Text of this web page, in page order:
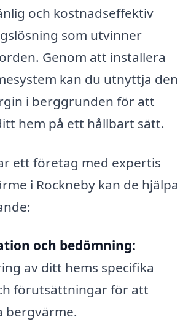
och kostnadseffektiv
som utvinner
Genom att installera
kan du utnyttja den
i berggrunden för att
hem på ett hållbart sätt.
ett företag med expertis
i Rockneby kan de hjälpa
och bedömning:
av ditt hems specifika
förutsättningar för att
bergvärme.